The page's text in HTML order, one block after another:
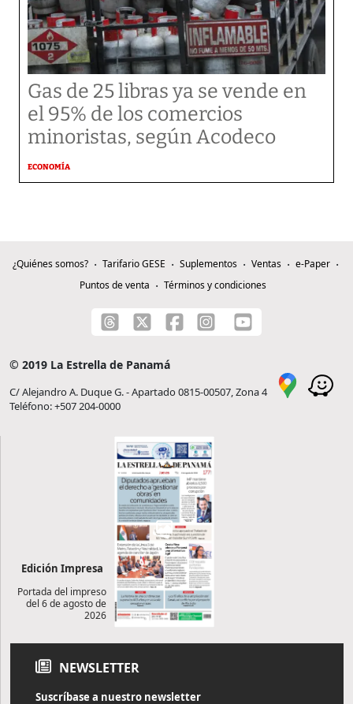
Gas de 25 libras ya se vende en
el 95% de los comercios
minoristas, según Acodeco
ECONOMÍA
¿Quiénes somos? Tarifario GESE Suplementos Ventas
e-Paper
Puntos de venta
Términos y condiciones
© 2019 La Estrella de Panamá
C/ Alejandro A. Duque G. - Apartado 0815-00507, Zona 4
Teléfono: +507 204-0000
Edición Impresa
Portada del impreso
del 6 de agosto de
2026
NEWSLETTER
Suscríbase a nuestro newsletter